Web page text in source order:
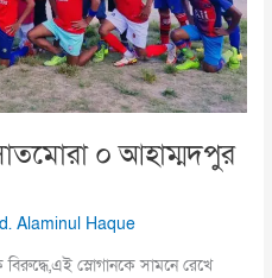
০ আহাম্মদপুর
Alaminul Haque
বিরুদ্ধে,এই স্লোগানকে সামনে রেখে